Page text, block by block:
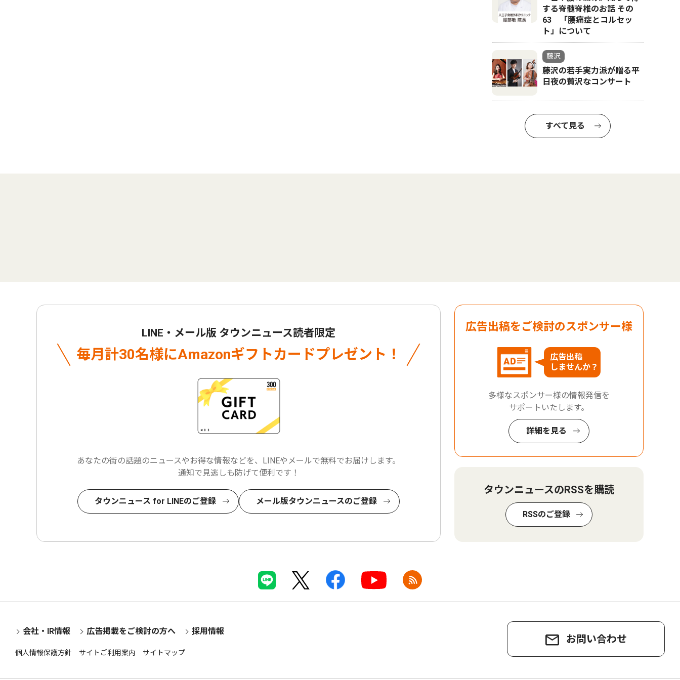
する脊髄脊椎のお話 その
63 「腰痛症とコルセッ
ト」について
藤沢
藤沢の若手実力派が贈る平
日夜の贅沢なコンサート
すべて見る
LINE・メール版 タウンニュース読者限定
毎月計30名様にAmazonギフトカードプレゼント！
あなたの街の話題のニュースやお得な情報などを、LINEやメールで無料でお届けします。
通知で見逃しも防げて便利です！
タウンニュース for LINEのご登録 メール版タウンニュースのご登録
広告出稿をご検討のスポンサー様
広告出稿
しませんか？
多様なスポンサー様の情報発信を
サポートいたします。
詳細を見る
タウンニュースのRSSを購読
RSSのご登録
お問い合わせ
会社・IR情報 広告掲載をご検討の方へ 採用情報
個人情報保護方針 サイトご利用案内 サイトマップ